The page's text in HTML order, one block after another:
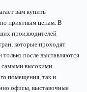
вам купить
приятным ценам. В
производителей
которые проходят
после выставляются
самыми высокими
помещения, так и
офисы, выставочные